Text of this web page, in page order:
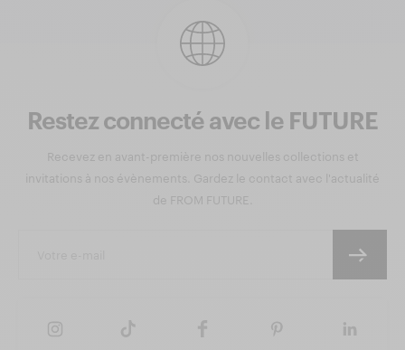
Restez connecté avec le FUTURE
Recevez en avant-première nos nouvelles collections et
invitations à nos évènements. Gardez le contact avec l'actualité
de FROM FUTURE.